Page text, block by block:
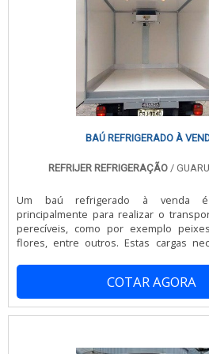
despontado no mercado por
qualidade, o que garante o sucesso
qualidade onde são realizadas
Experiência única no mercado de 40
para se certificar que se tenha
sobre instalação de isopainel,
empresas que não tenham produtos
ótima qualidade e eficiência,
que mostram o comprometimento
mais são a razão pela qual a JC
de montagem, desmontagem e
no mercado para garantir o
clientes.GARANTIA DE QUALIDADE
na JC Montagem Frigorífica tem o que
ramo de montagem,
câmaras frigoríficas. São opções
empresa oferece, como
frigoríficas e reforma de câmaras
qualidade e excelente custo-
produtos de alto padrão, a
todos. A JC Montagem Frigorífica é
BAÚ REFRIGERADO À
REFRIJER REFRIGERAÇÃO /
Um baú refrigerado à venda é
principalmente para realizar o
perecíveis, como por exemplo
flores, entre outros. Estas cargas
uma refrigeração e isolamento
demais produtos que não se encaixam
Há diversos motivos para investir
térmico, como por exemplo:
COTAR AGORA